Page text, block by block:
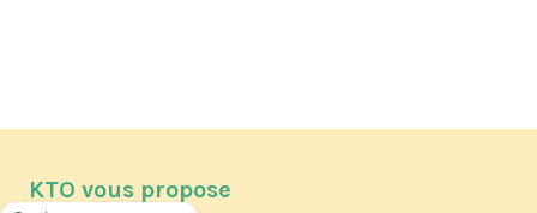
KTO vous propose